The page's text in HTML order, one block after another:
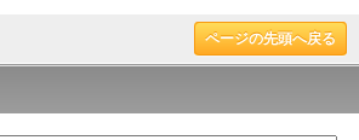
ページの先頭へ戻る